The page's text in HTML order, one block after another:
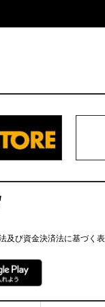
及び資金決済法に基づく